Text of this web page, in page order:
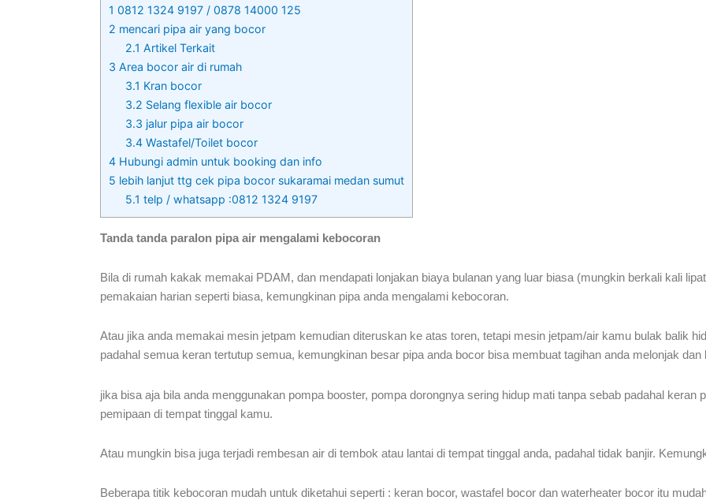
1 0812 1324 9197 / 0878 14000 125
2 mencari pipa air yang bocor
2.1 Artikel Terkait
3 Area bocor air di rumah
3.1 Kran bocor
3.2 Selang flexible air bocor
3.3 jalur pipa air bocor
3.4 Wastafel/Toilet bocor
4 Hubungi admin untuk booking dan info
5 lebih lanjut ttg cek pipa bocor sukaramai medan sumut
5.1 telp / whatsapp :0812 1324 9197
Tanda tanda paralon pipa air mengalami kebocoran
Bila di rumah kakak memakai PDAM, dan mendapati lonjakan biaya bulanan yang luar biasa (mungkin berkali kali
pemakaian harian seperti biasa, kemungkinan pipa anda mengalami kebocoran.
Atau jika anda memakai mesin jetpam kemudian diteruskan ke atas toren, tetapi mesin jetpam/air kamu bulak balik
padahal semua keran tertutup semua, kemungkinan besar pipa anda bocor bisa membuat tagihan anda melonjak
jika bisa aja bila anda menggunakan pompa booster, pompa dorongnya sering hidup mati tanpa sebab padahal keran
pemipaan di tempat tinggal kamu.
Atau mungkin bisa juga terjadi rembesan air di tembok atau lantai di tempat tinggal anda, padahal tidak banjir.
Beberapa titik kebocoran mudah untuk diketahui seperti : keran bocor, wastafel bocor dan waterheater bocor itu